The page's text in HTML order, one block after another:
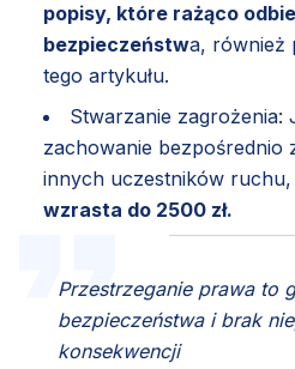
popisy, które rażąco
bezpieczeństwa, również
tego artykułu.
Stwarzanie zagrożenia:
zachowanie bezpośrednio
innych uczestników ruchu,
wzrasta do 2500 zł.
Przestrzeganie prawa to
bezpieczeństwa i brak
konsekwencji